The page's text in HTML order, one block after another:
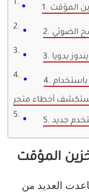
المؤقت
يدويا
4. استكشاف الأخطاء وإصلاحها باستخدام
جديد
العديد من